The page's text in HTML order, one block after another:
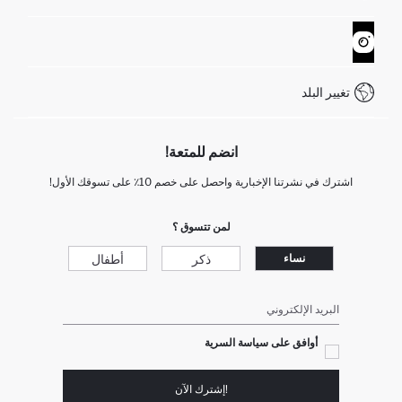
تتبع الشحنة
كيف يمكنك التسوق في ديفاكتو ؟
نموذج الاتصال
خدمة العملاء
تغيير البلد
انضم للمتعة!
اشترك في نشرتنا الإخبارية واحصل على خصم 10٪ على تسوقك الأول!
لمن تتسوق ؟
نساء ذكر أطفال
البريد الإلكتروني
أوافق على سياسة السرية
!إشترك الآن